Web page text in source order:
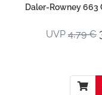
Daler-Rowney 663
UVP 4,79 €